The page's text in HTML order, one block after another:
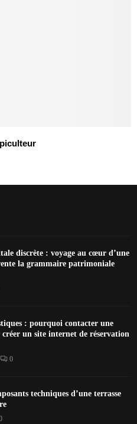
discrète : voyage au cœur d’une
la grammaire patrimoniale
: pourquoi contacter une
créer un site internet de réservation
0
techniques d’une terrasse